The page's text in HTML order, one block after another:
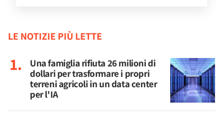
LE NOTIZIE PIÙ LETTE
Una famiglia rifiuta 26 milioni di
dollari per trasformare i propri
terreni agricoli in un data center
per l'IA